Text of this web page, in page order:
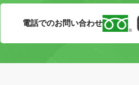
電話でのお問い合わせ